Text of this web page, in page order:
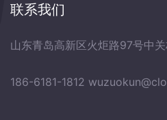
联系我们
山东青岛高新区火炬路97号中
186-6181-1812